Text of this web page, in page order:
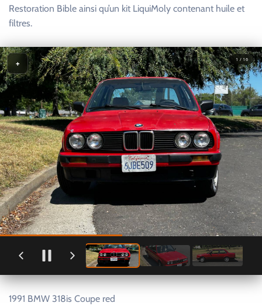
Restoration Bible ainsi qu’un kit LiquiMoly contenant huile et
filtres.
1 / 16
+
1991 BMW 318is Coupe red